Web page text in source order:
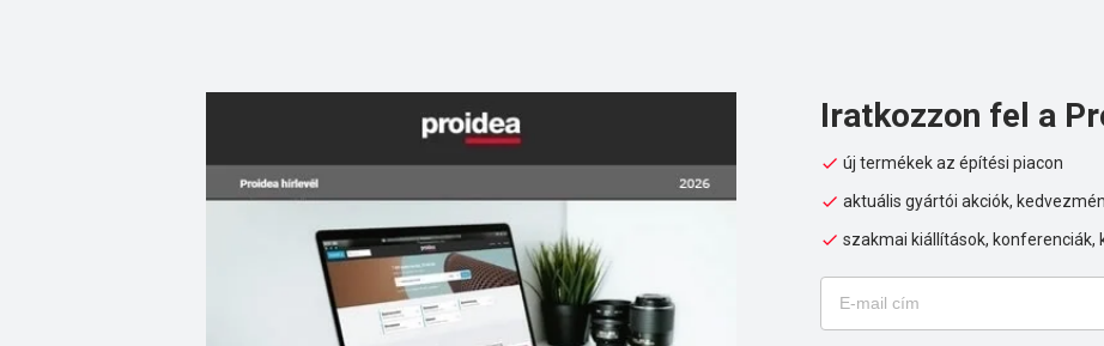
Iratkozzon fel a
új termékek az építési piacon
aktuális gyártói akciók,
szakmai kiállítások, konferenciák,